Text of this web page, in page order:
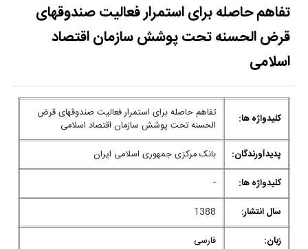
تفاهم حاصله برای استمرار فعالیت صندوقهای
قرض الحسنه تحت پوشش سازمان اقتصاد
اسلامی
کلیدواژه ها:
تفاهم حاصله برای استمرار فعالیت صندوقهای قرض
الحسنه تحت پوشش سازمان اقتصاد اسلامی
پدیدآورندگان:
بانک مرکزی جمهوری اسلامی ایران
کلیدواژه ها:
-
سال انتشار:
1388
زبان:
فارسی